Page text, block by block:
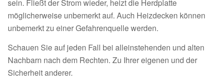
sein. Fließt der Strom wieder, heizt die Herdplatte
möglicherweise unbemerkt auf. Auch Heizdecken können
unbemerkt zu einer Gefahrenquelle werden.
Schauen Sie auf jeden Fall bei alleinstehenden und alten
Nachbarn nach dem Rechten. Zu Ihrer eigenen und der
Sicherheit anderer.